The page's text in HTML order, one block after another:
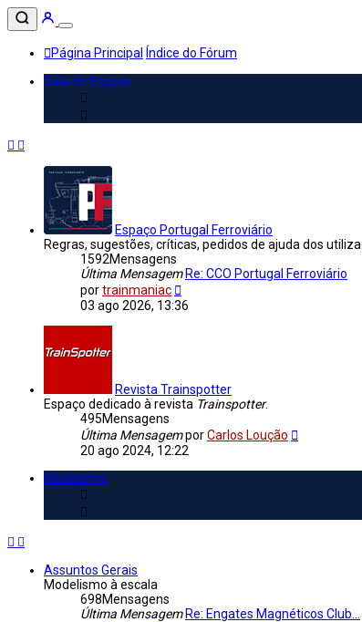
Página Principal
Índice do Fórum
Sala de Espera
Espaço Portugal Ferroviário
Regras, sugestões, críticas, pedidos de ajuda dos
1592Mensagens
Última Mensagem Re: CCO Portugal Ferroviário
portrainmaniac
a
03 ago 2026, 13:36
Revista Trainspotter
Espaço dedicado à revista Trainspotter.
495Mensagens
Última MensagemporCarlos Loução
20 ago 2024, 12:22
Modelismo
Assuntos Gerais
Modelismo à escala
698Mensagens
Última Mensagem Re: Engates Magnéticos Club...